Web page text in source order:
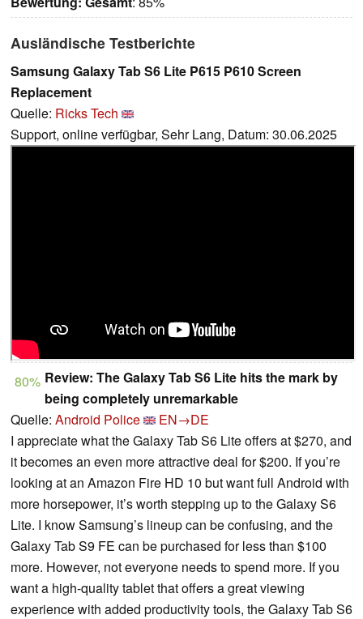
Ausländische Testberichte
Samsung Galaxy Tab S6 Lite P615 P610 Screen
Replacement
Quelle: Ricks Tech
Support, online verfügbar, Sehr Lang, Datum: 30.06.2025
80% Review: The Galaxy Tab S6 Lite hits the mark by
being completely unremarkable
Quelle: Android Police
EN→DE
I appreciate what the Galaxy Tab S6 Lite offers at $270, and
it becomes an even more attractive deal for $200. If you’re
looking at an Amazon Fire HD 10 but want full Android with
more horsepower, it’s worth stepping up to the Galaxy S6
Lite. I know Samsung’s lineup can be confusing, and the
Galaxy Tab S9 FE can be purchased for less than $100
more. However, not everyone needs to spend more. If you
want a high-quality tablet that offers a great viewing
experience with added productivity tools, the Galaxy Tab S6